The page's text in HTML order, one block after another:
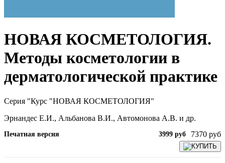
НОВАЯ КОСМЕТОЛОГИЯ.
Методы косметологии в
дерматологической практике
Серия "Курс "НОВАЯ КОСМЕТОЛОГИЯ"
Эрнандес Е.И., Альбанова В.И., Автомонова А.В. и др.
Печатная версия 3999 руб 7370 руб
КУПИТЬ